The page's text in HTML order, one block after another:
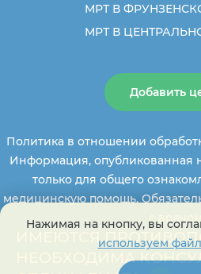
МРТ В
МРТ В
Добавить
Политика в отношении
Информация, опубликованная
только для общего
медицинскую помощь.
ИМЕЮТСЯ
НЕОБХОДИМА
Нажимая на кнопку, вы
используем